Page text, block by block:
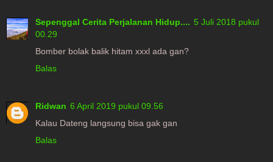
Sepenggal Cerita Perjalanan Hidup.... 5 Juli 2018 pukul
00.29
Bomber bolak balik hitam xxxl ada gan?
Balas
Ridwan 6 April 2019 pukul 09.56
Kalau Dateng langsung bisa gak gan
Balas